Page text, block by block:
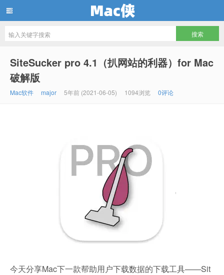
SiteSucker pro 4.1（扒网站的利器）for Mac
破解版
Mac软件 major 5年前 (2021-06-05) 1094浏览 0评论
今天分享Mac下一款帮助用户下载数据的下载工具——Sit